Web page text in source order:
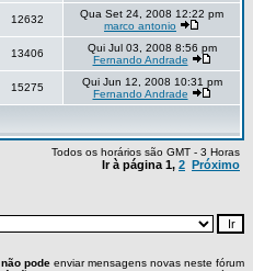
12632
Qua Set 24, 2008 12:22 pm
marco antonio
13406
Qui Jul 03, 2008 8:56 pm
Fernando Andrade
15275
Qui Jun 12, 2008 10:31 pm
Fernando Andrade
Todos os horários são GMT - 3 Horas
Ir à página 1, 2 Próximo
não pode enviar mensagens novas neste fórum